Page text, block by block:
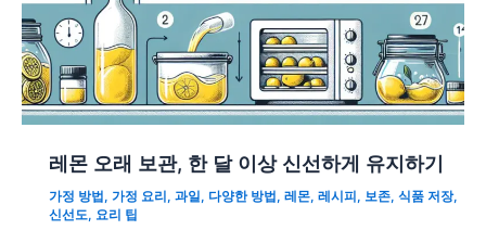
레몬 오래 보관, 한 달 이상 신선하게 유지하기
가정 방법 , 가정 요리 , 과일, 다양한 방법 , 레몬, 레시피 , 보존, 식품 저장,
신선도, 요리 팁